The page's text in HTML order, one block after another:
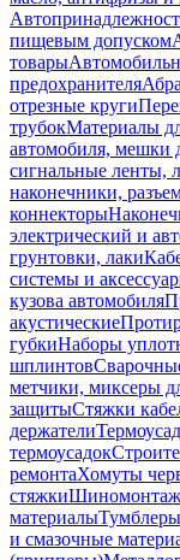
пищевым допуском
товары
предохранителя
отрезные круги
трубокМатериалы
автомобиля, мешки
сигнальные ленты,
наконечники,
коннекторы
электрический и
грунтовки, лаки
системы и
кузова автомобиля
акустические
губкиНаборы
шплинтов
метчики, миксеры
защитыСтяжки
держатели
термоусадок
ремонтаХомуты
стяжкиШиномонтаж
материалы
и смазочные